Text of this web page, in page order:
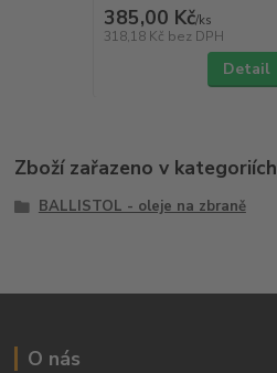
385,00 Kč/ks
318,18 Kč bez DPH
Detail
Zboží zařazeno v kategoriích
BALLISTOL - oleje na zbraně
O nás